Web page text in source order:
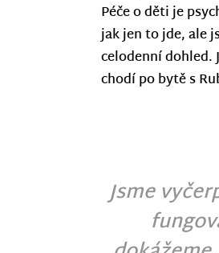
Péče o děti je
jak jen to jde, ale
celodenní dohled.
chodí po bytě s
Jsme